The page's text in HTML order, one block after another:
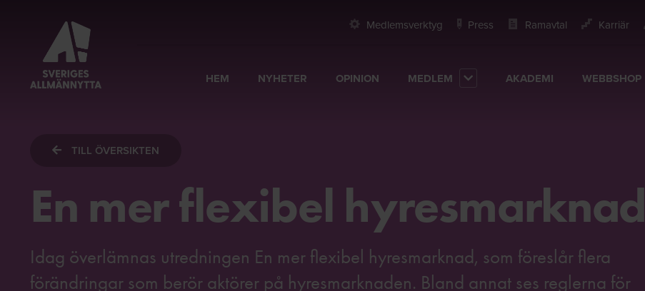
Medlemsverktyg Press Ramavtal Karriär
HEM NYHETER OPINION MEDLEM AKADEMI WEBBSHOP
TILL ÖVERSIKTEN
En mer flexibel hyresmarknad
Idag överlämnas utredningen En mer flexibel hyresmarknad, som föreslår flera
förändringar som berör aktörer på hyresmarknaden. Bland annat ses reglerna för